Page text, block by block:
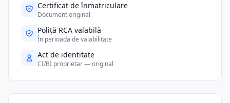
Certificat de înmatriculare
Document original
Poliță RCA valabilă
În perioada de valabilitate
Act de identitate
CI/BI proprietar — original